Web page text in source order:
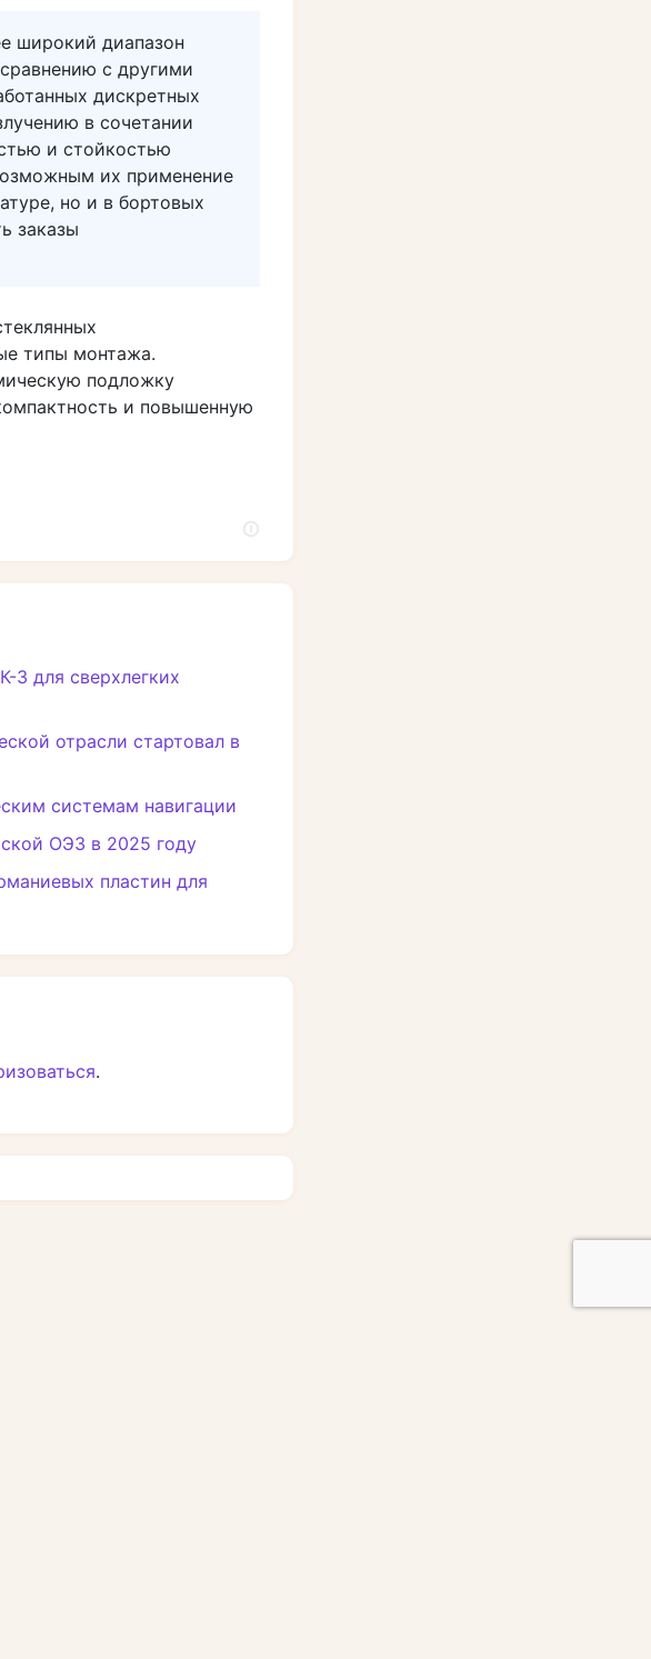
широкий диапазон
с другими
дискретных
в сочетании
и стойкостью
их применение
но и в бортовых
заказы
типы монтажа.
подложку
и повышенную
3 для сверхлегких
отрасли стартовал в
системам навигации
ОЭЗ в 2025 году
пластин для
.